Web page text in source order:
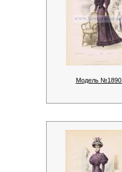
Модель №1890.